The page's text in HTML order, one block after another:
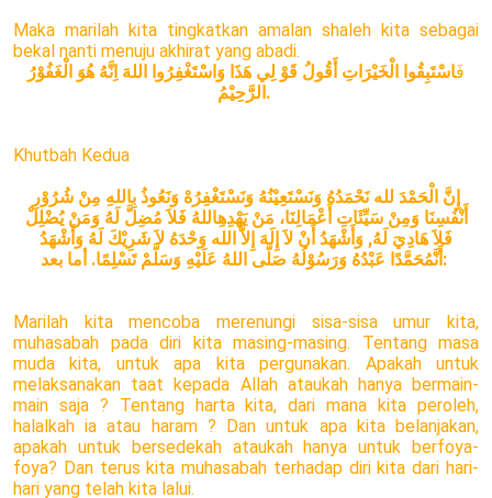
Maka marilah kita tingkatkan amalan shaleh kita sebagai
bekal nanti menuju akhirat yang abadi.
فَاسْتَبِقُوا الْخَيْرَاتِ أَقُولُ قَوْ لِي هَذَا وَاسْتَغْفِرُوا اللهَ اِنَّهُ هُوَ الْغَفُوْرُ
الرَّحِيْمُ.
Khutbah Kedua
إِنَّ الْحَمْدَ لله نَحْمَدُهُ وَنَسْتَعِيْنُهُ وَنَسْتَغْفِرُهْ وَنَعُوذُ بِاللهِ مِنْ شُرُوْرِ
أَنْفُسِنَا وَمِنْ سَيِّئَاتِ أَعْمَالِنَا، مَنْ يَهْدِهِاللهُ فَلاَ مُضِلَّ لَهُ وَمَنْ يُضْلِلْ
فَلاَ هَادِيَ لَهُ, وَأَشْهَدُ أَنْ لاَ إِلَهَ إِلاَّ الله وَحْدَهُ لاَ شَرِيْكَ لَهُ وَأَشْهَدُ
أَنَّمُحَمَّدًا عَبْدُهُ وَرَسُوْلُهُ صَلَّى اللهُ عَلَيْهِ وَسَلَّمْ تَسْلِمًا. أما بعد:
Marilah kita mencoba merenungi sisa-sisa umur kita,
muhasabah pada diri kita masing-masing. Tentang masa
muda kita, untuk apa kita pergunakan. Apakah untuk
melaksanakan taat kepada Allah ataukah hanya bermain-
main saja ? Tentang harta kita, dari mana kita peroleh,
halalkah ia atau haram ? Dan untuk apa kita belanjakan,
apakah untuk bersedekah ataukah hanya untuk berfoya-
foya? Dan terus kita muhasabah terhadap diri kita dari hari-
hari yang telah kita lalui.